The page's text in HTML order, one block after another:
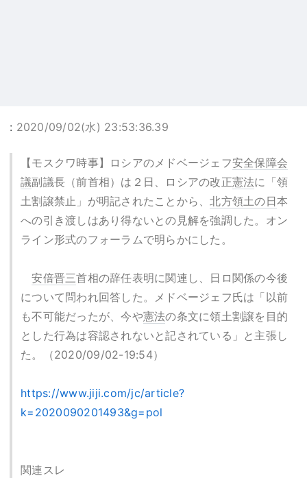
: 2020/09/02(水) 23:53:36.39
【モスクワ時事】ロシアのメドベージェフ安全保障会
議副議長（前首相）は２日、ロシアの改正憲法に「領
土割譲禁止」が明記されたことから、北方領土の日本
への引き渡しはあり得ないとの見解を強調した。オン
ライン形式のフォーラムで明らかにした。
安倍晋三首相の辞任表明に関連し、日ロ関係の今後
について問われ回答した。メドベージェフ氏は「以前
も不可能だったが、今や憲法の条文に領土割譲を目的
とした行為は容認されないと記されている」と主張し
た。（2020/09/02-19:54）
https://www.jiji.com/jc/article?
k=2020090201493&g=pol
関連スレ